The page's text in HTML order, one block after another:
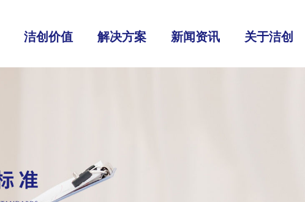
洁创价值 解决方案 新闻资讯 关于洁创